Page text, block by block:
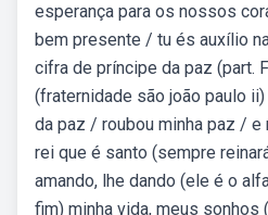
esperança para os nossos
bem presente / tu és auxílio
cifra de príncipe da paz (part.
(fraternidade são joão paulo
da paz / roubou minha paz / e
rei que é santo (sempre
amando, lhe dando (ele é o
fim) minha vida, meus